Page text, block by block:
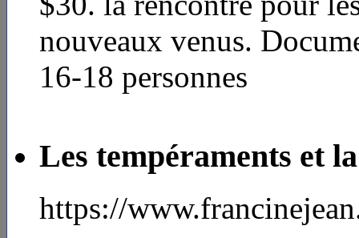
nouveaux venus.
16-18 personnes
Les tempéraments et
https://